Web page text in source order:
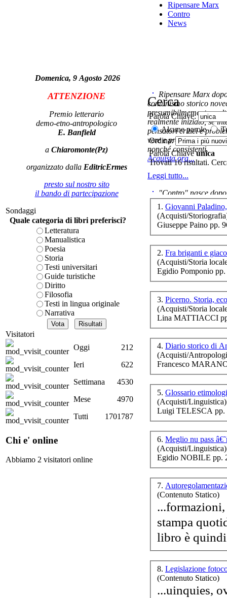
di
I
Domenica, 9 Agosto 2026
ATTENZIONE
Premio letterario
demo-etno-antropologico
E. Banfield
a Chiaromonte(Pz)
organizzato dalla EditricErmes
presto sul nostro sito
il bando di partecipazione
Sondaggi
Quale categoria di libri preferisci?
Letteratura
Manualistica
Poesia
Storia
Testi universitari
Guide turistiche
Diritto
Filosofia
Testi in lingua originale
Narrativa
Visitatori
Oggi
212
Ieri
622
Settimana
4530
Mese
4970
Tutti
1701787
Chi e' online
Abbiamo 2 visitatori online
Ripensare Marx
Contro
News
Ripensare Marx
comunismo storico
presumibilmemente
realmente iniziato, se
pensatori critici e
vere e proprie correnti
nonché consistenti.
Acquista ora...
Leggi tutto...
"Contro" nasce
cominciato con la
ripensaremarx. i saggi
questa collaborazione
è teorica, sempre però
presente fase.
Acquista ora...
A feed could not be
http://www.lastampa.it/
Cerca
Parola Chiave:
Alcune parole
Ordina:
Parola Chiaveunica
Trovati 16 risultati.
1. Giovanni
(Acquisti/
Giuseppe Paino pp.
2. Fra briganti e
(Acquisti/Storia
Egidio Pomponio
3. Picerno. Storia,
(Acquisti/Storia
Lina MATTIACCI
4. Diario storico di
(Acquisti/
Francesco
5. Glossario
(Acquisti/Linguistica)
Luigi TELESCA pp.
6. Meglio nu pass
(Acquisti/Linguistica)
Egidio NOBILE pp.
7.
(Contenuto Statico)
stampa
libro è
8. Legislazione
(Contenuto Statico)
...uinquies,